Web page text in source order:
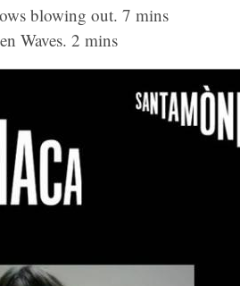
blowing out. 7 mins
Waves. 2 mins